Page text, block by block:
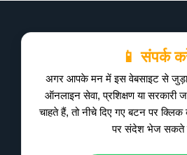
📱 संपर्क
अगर आपके मन में इस वेबसाइट से जुड़ा
ऑनलाइन सेवा, प्रशिक्षण या सरकारी
चाहते हैं, तो नीचे दिए गए बटन पर
पर संदेश भेज सकते